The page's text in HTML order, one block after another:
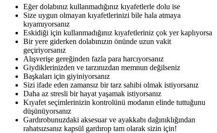
Eğer dolabınız kullanmadığınız kıyafetlerle dolu ise
Size uygun olmayan kıyafetlerinizi bile hala atmaya
kıyamıyorsanız
Eskidiği için kullanmadığınız kıyafetleriniz çok yer kaplıyorsa
Bir yere giderken dolabınızın önünde uzun vakit
geçiriyorsanız
Alışverişe gereğinden fazla para harcıyorsanız
Giydiklerinizden ve tarzınızdan memnun değilseniz
Başkaları için giyiniyorsanız
Sizi ifade eden zamansız bir tarz sahibi olmak istiyorsanız
Daha az stresli bir hayat yaşamak istiyorsanız
Kıyafet seçimlerinizin kontrolünü modanın elinde tuttuğunu
düşünüyorsanız
Gardırobunuzdaki aksesuar ve ayakkabı dağınıklığından
rahatsızsanız kapsül gardırop tam olarak sizin için!